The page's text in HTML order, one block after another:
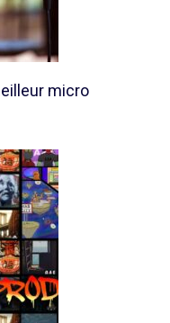
micro